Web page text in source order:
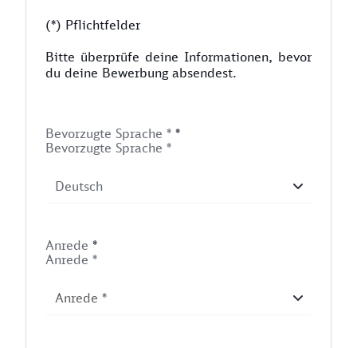
(*) Pflichtfelder
Bitte überprüfe deine Informationen, bevor
du deine Bewerbung absendest.
Bevorzugte Sprache * *
Bevorzugte Sprache *
Anrede *
Anrede *